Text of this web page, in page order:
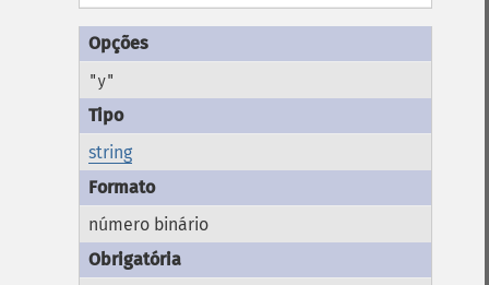
"y"
string
número binário